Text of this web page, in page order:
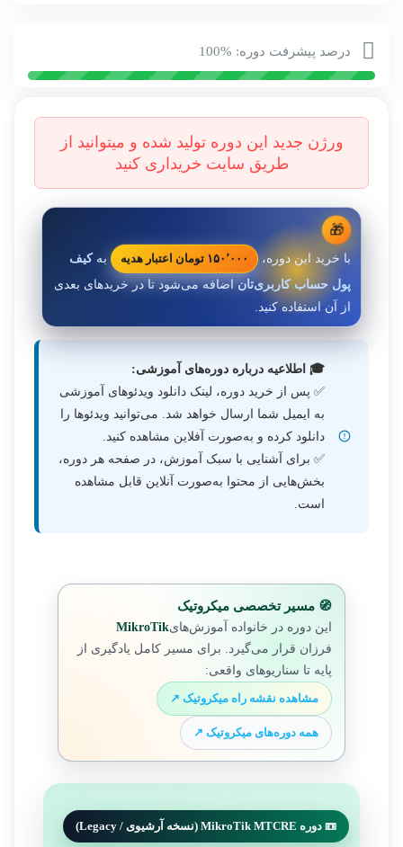
درصد پیشرفت دوره: %100
🎁
با خرید این دوره، ۱۵۰٬۰۰۰ تومان اعتبار هدیه بهکیف
پول حساب کاربری‌تاناضافه می‌شود تا در خریدهای بعدی
از آن استفاده کنید.
🎓 اطلاعیه درباره دوره‌های آموزشی:
✅ پس از خرید دوره، لینک دانلود ویدئوهای آموزشی
به ایمیل شما ارسال خواهد شد. می‌توانید ویدئوها را
دانلود کرده و به‌صورت آفلاین مشاهده کنید.
✅ برای آشنایی با سبک آموزش، در صفحه هر دوره،
بخش‌هایی از محتوا به‌صورت آنلاین قابل مشاهده
است.
🧭 مسیر تخصصی میکروتیک
این دوره در خانواده آموزش‌هایMikroTik
فرزان قرار می‌گیرد. برای مسیر کامل یادگیری از
پایه تا سناریوهای واقعی:
مشاهده نقشه راه میکروتیک ↗
همه دوره‌های میکروتیک ↗
📼 دوره MikroTik MTCRE (نسخه آرشیوی / Legacy)